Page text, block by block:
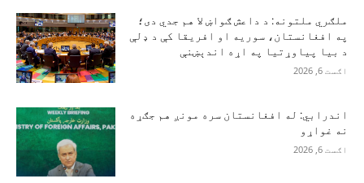
ملګري ملتونه: د داعش ګواښ لا هم جدي دی؛
په افغانستان، سوریه او افریقا کې د ډلې
د بیا پیاوړتیا په اړه اندېښنې
اګست 6, 2026
اندرابي: له افغانستان سره مونږ هم جګړه
نه غواړو
اګست 6, 2026